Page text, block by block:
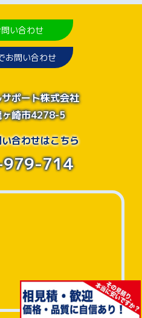
い合わせ
お問い合わせ
ポート株式会社
ヶ崎市4278-5
合わせはこちら
714